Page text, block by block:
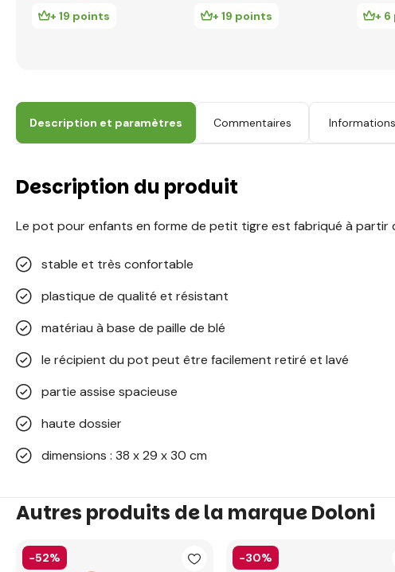
+ 19 points + 19 points +
Description et paramètres Commentaires
Description du produit
Le pot pour enfants en forme de petit tigre est fabriqué à partir
stable et très confortable
plastique de qualité et résistant
matériau à base de paille de blé
le récipient du pot peut être facilement retiré et lavé
partie assise spacieuse
haute dossier
dimensions : 38 x 29 x 30 cm
Autres produits de la marque Doloni
-52% -30%